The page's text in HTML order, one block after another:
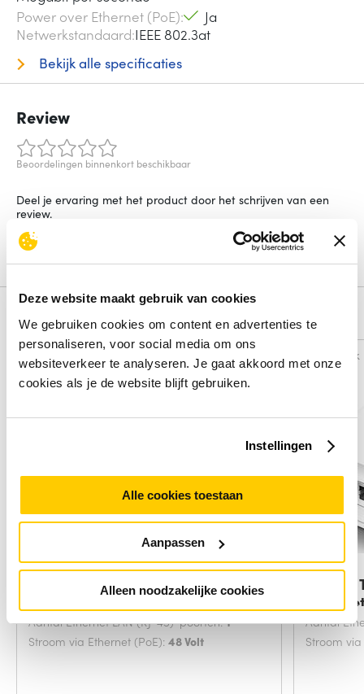
Deze website maakt gebruik van cookies
We gebruiken cookies om content en advertenties te
personaliseren, voor social media om ons
websiteverkeer te analyseren. Je gaat akkoord met onze
cookies als je de website blijft gebruiken.
Instellingen
Alle cookies toestaan
Aanpassen
Alleen noodzakelijke cookies
Power over Ethernet (PoE)
Ja
Netwerkstandaard IEEE 802.3at
Bekijk alle specificaties
Review
Beoordelingen binnenkort beschikbaar
Deel je ervaring met het product door het schrijven van een
review.
Schrijf een review
Alternatieven
Vergelijk
Mikrotik RBGPOE PoE adapter &
Aantal Ethernet LAN (RJ-45)-poorten:1
Stroom via Ethernet (PoE): 48 Volt
Vergelijk
TP-
Aantal
Stroom